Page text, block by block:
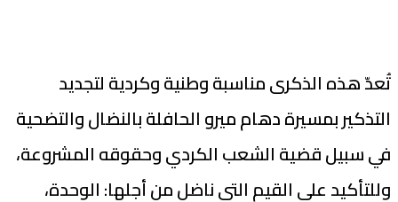
تُعدّ هذه الذكرى مناسبة وطنية وكردية لتجديد
التذكير بمسيرة دهام ميرو الحافلة بالنضال والتضحية
في سبيل قضية الشعب الكردي وحقوقه المشروعة،
وللتأكيد على القيم التي ناضل من أجلها: الوحدة،